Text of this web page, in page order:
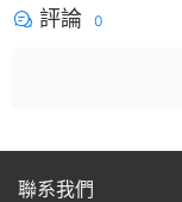
評論 0
聯系我們